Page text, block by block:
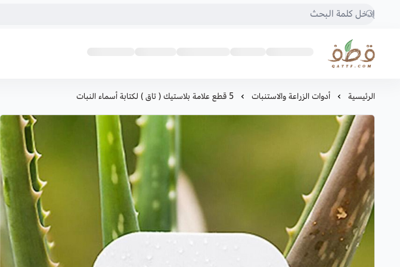
متجر قطف للبذور
الرئيسية أدوات الزراعة والاستنبات 5 قطع علامة بلاستيك ( تاق ) لكتابة أسماء النبات